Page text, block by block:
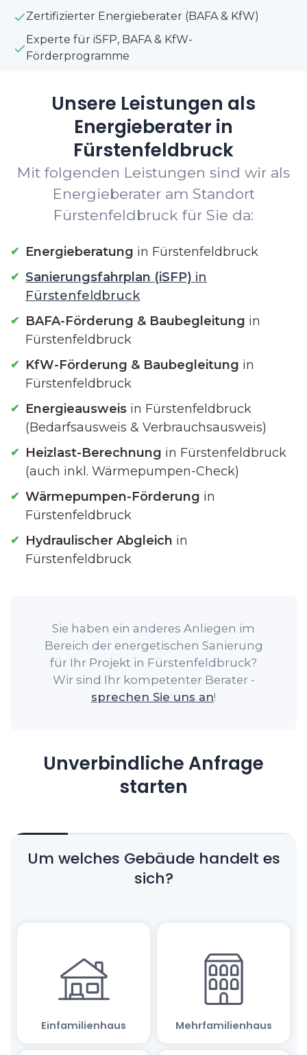
Zertifizierter Energieberater (BAFA & KfW)
Experte für iSFP, BAFA & KfW-
Förderprogramme
Unsere Leistungen als
Energieberater in
Fürstenfeldbruck
Mit folgenden Leistungen sind wir als
Energieberater am Standort
Fürstenfeldbruck für Sie da:
Energieberatung in Fürstenfeldbruck
Sanierungsfahrplan (iSFP) in
Fürstenfeldbruck
BAFA-Förderung & Baubegleitung in
Fürstenfeldbruck
KfW-Förderung & Baubegleitung in
Fürstenfeldbruck
Energieausweis in Fürstenfeldbruck
(Bedarfsausweis & Verbrauchsausweis)
Heizlast-Berechnung in Fürstenfeldbruck
(auch inkl. Wärmepumpen-Check)
Wärmepumpen-Förderung in
Fürstenfeldbruck
Hydraulischer Abgleich in
Fürstenfeldbruck
Sie haben ein anderes Anliegen im
Bereich der energetischen Sanierung
für Ihr Projekt in Fürstenfeldbruck?
Wir sind Ihr kompetenter Berater -
sprechen Sie uns an!
Unverbindliche Anfrage
starten